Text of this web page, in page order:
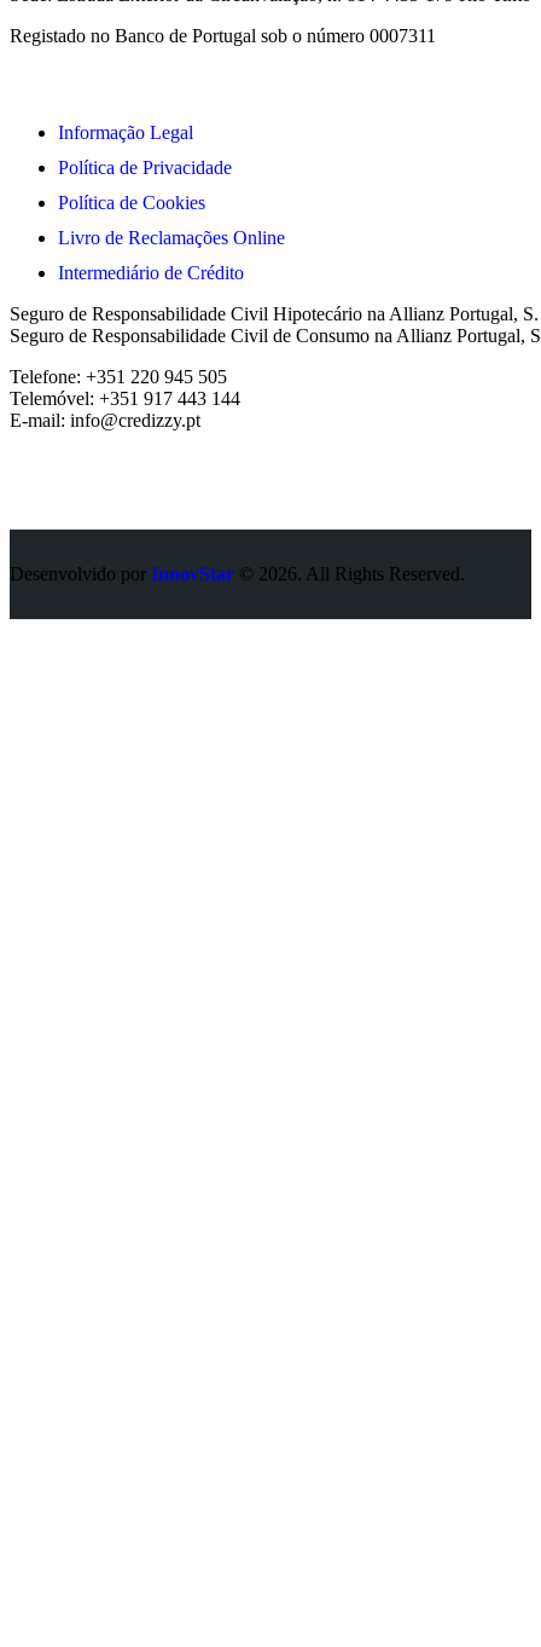
Registado no Banco de Portugal sob o número 0007311
Informação Legal
Política de Privacidade
Política de Cookies
Livro de Reclamações Online
Intermediário de Crédito
Seguro de Responsabilidade Civil Hipotecário na Allianz Portugal,
Seguro de Responsabilidade Civil de Consumo na Allianz Portugal,
Telefone: +351 220 945 505
Telemóvel: +351 917 443 144
E-mail: info@credizzy.pt
Desenvolvido por InnovStar © 2026. All Rights Reserved.